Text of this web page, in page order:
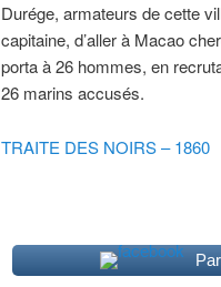
Durége, armateurs de cette
capitaine, d’aller à Macao
porta à 26 hommes, en
26 marins accusés.
TRAITE DES NOIRS – 1860